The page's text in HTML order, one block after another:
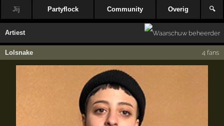
Jij Partyflock Community Overig 🔍
Artiest
Lolsnake 4 fans